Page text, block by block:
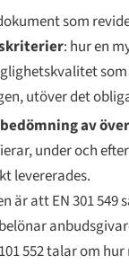
som
: hur en
som
utöver det
bedömning av
under och
levererades.
är att EN 301 549
552 talar om